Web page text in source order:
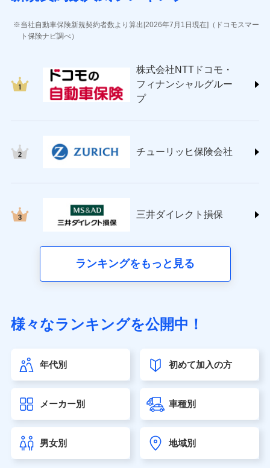
ソニー損害保険株式会社
(https://www.sonysonpo.co.jp/)
ＳＯＭＰＯダイレクト損害保険株式会社
(https://www.sompo-direct.co.jp/)
チューリッヒ保険会社 (https://www.zurich.co.jp/)
(https://www.nisshinfire.co.jp/)
(https://www.petfamilyins.co.jp/)
ins.com/)
三井ダイレクト損害保険株式会社
（https://www.sonylife.co.jp）
第一ネオ生命保険株式会社（https://neofirst.co.jp/）
大樹生命保険株式会社（https://www.taiju-life.co.jp）
seimei.co.jp）
チューリッヒ生命保険株式会社
東京海上日動あんしん生命保険株式会社
（https://www.tmn-anshin.co.jp/）
当社自動車保険新規契約者数より算出[2026年7月1日現在]（ドコモスマー
ト保険ナビ調べ）
株式会社NTTドコモ・
フィナンシャルグルー
プ
チューリッヒ保険会社
三井ダイレクト損保
ランキングをもっと見る
様々なランキングを公開中！
年代別 初めて加入の方
メーカー別 車種別
男女別 地域別